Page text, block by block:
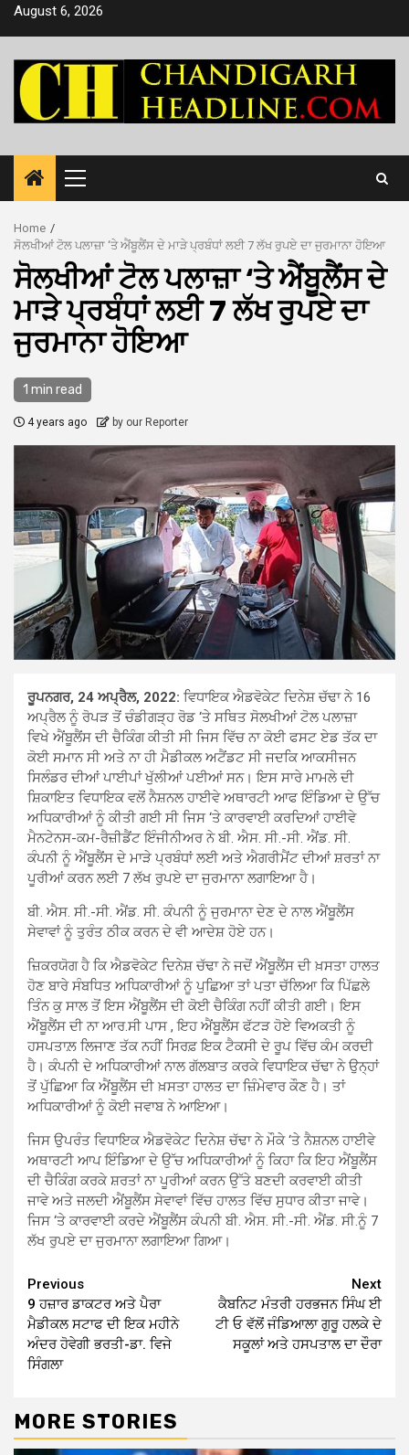
SkipAugust 6, 2026
Primary
Menu
Home
ਸੋਲਖੀਆਂ ਟੋਲ ਪਲਾਜ਼ਾ ‘ਤੇ ਐਂਬੂਲੈਂਸ ਦੇ ਮਾੜੇ ਪ੍ਰਬੰਧਾਂ ਲਈ 7 ਲੱਖ ਰੁਪਏ ਦਾ ਜੁਰਮਾਨਾ ਹੋਇਆ
ਸੋਲਖੀਆਂ ਟੋਲ ਪਲਾਜ਼ਾ ‘ਤੇ ਐਂਬੂਲੈਂਸ ਦੇ
ਮਾੜੇ ਪ੍ਰਬੰਧਾਂ ਲਈ 7 ਲੱਖ ਰੁਪਏ ਦਾ
ਜੁਰਮਾਨਾ ਹੋਇਆ
1 min read
4 years ago by our Reporter
ਰੂਪਨਗਰ, 24 ਅਪ੍ਰੈਲ, 2022: ਵਿਧਾਇਕ ਐਡਵੋਕੇਟ ਦਿਨੇਸ਼ ਚੱਢਾ ਨੇ 16
ਅਪ੍ਰੈਲ ਨੂੰ ਰੋਪੜ ਤੋਂ ਚੰਡੀਗੜ੍ਹ ਰੋਡ ‘ਤੇ ਸਥਿਤ ਸੋਲਖੀਆਂ ਟੋਲ ਪਲਾਜ਼ਾ
ਵਿਖੇ ਐਂਬੂਲੈਂਸ ਦੀ ਚੈਕਿੰਗ ਕੀਤੀ ਸੀ ਜਿਸ ਵਿੱਚ ਨਾ ਕੋਈ ਫਸਟ ਏਡ ਤੱਕ ਦਾ
ਕੋਈ ਸਮਾਨ ਸੀ ਅਤੇ ਨਾ ਹੀ ਮੈਡੀਕਲ ਅਟੈਂਡਟ ਸੀ ਜਦਕਿ ਆਕਸੀਜਨ
ਸਿਲੰਡਰ ਦੀਆਂ ਪਾਈਪਾਂ ਖੁੱਲੀਆਂ ਪਈਆਂ ਸਨ। ਇਸ ਸਾਰੇ ਮਾਮਲੇ ਦੀ
ਸ਼ਿਕਾਇਤ ਵਿਧਾਇਕ ਵਲੋਂ ਨੈਸ਼ਨਲ ਹਾਈਵੇ ਅਥਾਰਟੀ ਆਫ ਇੰਡਿਆ ਦੇ ਉੱਚ
ਅਧਿਕਾਰੀਆਂ ਨੂੰ ਕੀਤੀ ਗਈ ਸੀ ਜਿਸ ‘ਤੇ ਕਾਰਵਾਈ ਕਰਦਿਆਂ ਹਾਈਵੇ
ਮੈਨਟੇਨਸ-ਕਮ-ਰੈਜ਼ੀਡੈਂਟ ਇੰਜੀਨੀਅਰ ਨੇ ਬੀ. ਐਸ. ਸੀ.-ਸੀ. ਐਂਡ. ਸੀ.
ਕੰਪਨੀ ਨੂੰ ਐਂਬੂਲੈਂਸ ਦੇ ਮਾੜੇ ਪ੍ਰਬੰਧਾਂ ਲਈ ਅਤੇ ਐਗਰੀਮੈਂਟ ਦੀਆਂ ਸ਼ਰਤਾਂ ਨਾ
ਪੂਰੀਆਂ ਕਰਨ ਲਈ 7 ਲੱਖ ਰੁਪਏ ਦਾ ਜੁਰਮਾਨਾ ਲਗਾਇਆ ਹੈ।
ਬੀ. ਐਸ. ਸੀ.-ਸੀ. ਐਂਡ. ਸੀ. ਕੰਪਨੀ ਨੂੰ ਜੁਰਮਾਨਾ ਦੇਣ ਦੇ ਨਾਲ ਐਂਬੂਲੈਂਸ
ਸੇਵਾਵਾਂ ਨੂੰ ਤੁਰੰਤ ਠੀਕ ਕਰਨ ਦੇ ਵੀ ਆਦੇਸ਼ ਹੋਏ ਹਨ।
ਜ਼ਿਕਰਯੋਗ ਹੈ ਕਿ ਐਡਵੋਕੇਟ ਦਿਨੇਸ਼ ਚੱਢਾ ਨੇ ਜਦੋਂ ਐਂਬੂਲੈਂਸ ਦੀ ਖ਼ਸਤਾ ਹਾਲਤ
ਹੋਣ ਬਾਰੇ ਸੰਬਧਿਤ ਅਧਿਕਾਰੀਆਂ ਨੂੰ ਪੁਛਿਆ ਤਾਂ ਪਤਾ ਚੱਲਿਆ ਕਿ ਪਿੱਛਲੇ
ਤਿੰਨ ਕੁ ਸਾਲ ਤੋਂ ਇਸ ਐਂਬੂਲੈਂਸ ਦੀ ਕੋਈ ਚੈਕਿੰਗ ਨਹੀਂ ਕੀਤੀ ਗਈ। ਇਸ
ਐਂਬੂਲੈਂਸ ਦੀ ਨਾ ਆਰ.ਸੀ ਪਾਸ , ਇਹ ਐਂਬੂਲੈਂਸ ਫੱਟੜ ਹੋਏ ਵਿਅਕਤੀ ਨੂੰ
ਹਸਪਤਾਲ਼ ਲਿਜਾਣ ਤੱਕ ਨਹੀਂ ਸਿਰਫ਼ ਇਕ ਟੈਕਸੀ ਦੇ ਰੂਪ ਵਿੱਚ ਕੰਮ ਕਰਦੀ
ਹੈ। ਕੰਪਨੀ ਦੇ ਅਧਿਕਾਰੀਆਂ ਨਾਲ ਗੱਲਬਾਤ ਕਰਕੇ ਵਿਧਾਇਕ ਚੱਢਾ ਨੇ ਉਨ੍ਹਾਂ
ਤੋਂ ਪੁੱਛਿਆ ਕਿ ਐਂਬੂਲੈਂਸ ਦੀ ਖ਼ਸਤਾ ਹਾਲਤ ਦਾ ਜ਼ਿੰਮੇਵਾਰ ਕੌਣ ਹੈ। ਤਾਂ
ਅਧਿਕਾਰੀਆਂ ਨੂੰ ਕੋਈ ਜਵਾਬ ਨੇ ਆਇਆ।
ਜਿਸ ਉਪਰੰਤ ਵਿਧਾਇਕ ਐਡਵੋਕੇਟ ਦਿਨੇਸ਼ ਚੱਢਾ ਨੇ ਮੌਕੇ ‘ਤੇ ਨੈਸ਼ਨਲ ਹਾਈਵੇ
ਅਥਾਰਟੀ ਆਪ ਇੰਡਿਆ ਦੇ ਉੱਚ ਅਧਿਕਾਰੀਆਂ ਨੂੰ ਕਿਹਾ ਕਿ ਇਹ ਐਂਬੂਲੈਂਸ
ਦੀ ਚੈਕਿੰਗ ਕਰਕੇ ਸ਼ਰਤਾਂ ਨਾ ਪੂਰੀਆਂ ਕਰਨ ਉੱਤੇ ਬਣਦੀ ਕਰਵਾਈ ਕੀਤੀ
ਜਾਵੇ ਅਤੇ ਜਲਦੀ ਐਂਬੂਲੈਂਸ ਸੇਵਾਵਾਂ ਵਿੱਚ ਹਾਲਤ ਵਿੱਚ ਸੁਧਾਰ ਕੀਤਾ ਜਾਵੇ।
ਜਿਸ ‘ਤੇ ਕਾਰਵਾਈ ਕਰਦੇ ਐਂਬੂਲੈਂਸ ਕੰਪਨੀ ਬੀ. ਐਸ. ਸੀ.-ਸੀ. ਐਂਡ. ਸੀ.ਨੂੰ 7
ਲੱਖ ਰੁਪਏ ਦਾ ਜੁਰਮਾਨਾ ਲਗਾਇਆ ਗਿਆ।
Continue
Reading
Previous
9 ਹਜ਼ਾਰ ਡਾਕਟਰ ਅਤੇ ਪੈਰਾ
ਮੈਡੀਕਲ ਸਟਾਫ ਦੀ ਇਕ ਮਹੀਨੇ
ਅੰਦਰ ਹੋਵੇਗੀ ਭਰਤੀ-ਡਾ. ਵਿਜੇ
ਸਿੰਗਲਾ
Next
ਕੈਬਨਿਟ ਮੰਤਰੀ ਹਰਭਜਨ ਸਿੰਘ ਈ
ਟੀ ਓ ਵੱਲੋਂ ਜੰਡਿਆਲਾ ਗੁਰੂ ਹਲਕੇ ਦੇ
ਸਕੂਲਾਂ ਅਤੇ ਹਸਪਤਾਲ ਦਾ ਦੌਰਾ
MORE STORIES